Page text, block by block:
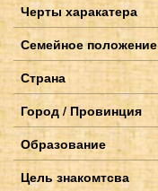
Черты харакатера
Семейное положение
Страна
Город / Провинция
Образование
Цель знакомтсва